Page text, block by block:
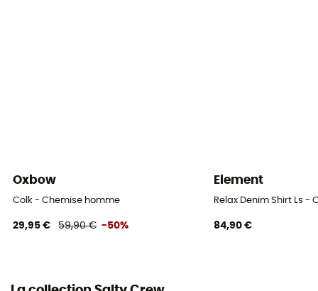
Oxbow
Colk - Chemise homme
29,95 € 59,90 € -50%
Element
Relax Denim Shirt Ls -
84,90 €